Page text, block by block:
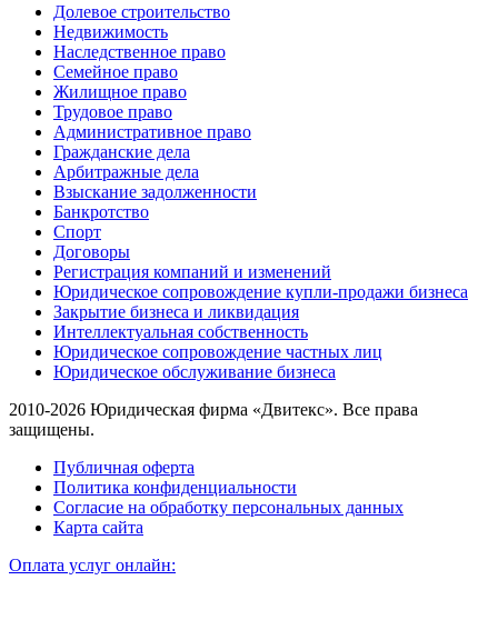
Долевое строительство
Недвижимость
Наследственное право
Семейное право
Жилищное право
Трудовое право
Административное право
Гражданские дела
Арбитражные дела
Взыскание задолженности
Банкротство
Спорт
Договоры
Регистрация компаний и изменений
Юридическое сопровождение купли-продажи бизнеса
Закрытие бизнеса и ликвидация
Интеллектуальная собственность
Юридическое сопровождение частных лиц
Юридическое обслуживание бизнеса
2010-2026 Юридическая фирма «Двитекс». Все права
защищены.
Публичная оферта
Политика конфиденциальности
Согласие на обработку персональных данных
Карта сайта
Оплата услуг онлайн: